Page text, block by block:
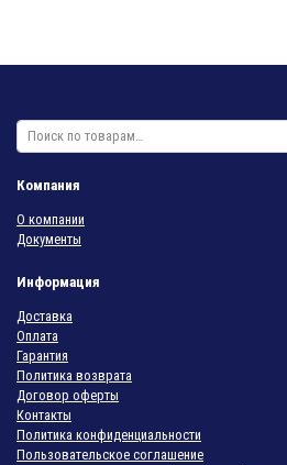
Искать:
Компания
О компании
Документы
Информация
Доставка
Оплата
Гарантия
Политика возврата
Договор оферты
Контакты
Политика конфиденциальности
Пользовательское соглашение